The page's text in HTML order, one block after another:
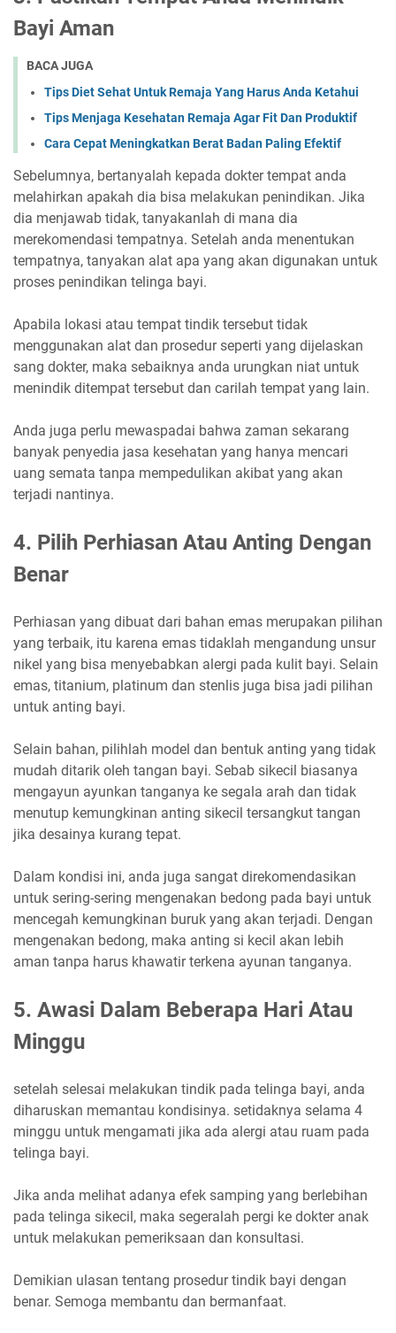
Bayi Aman
BACA JUGA
Tips Diet Sehat Untuk Remaja Yang Harus Anda Ketahui
Tips Menjaga Kesehatan Remaja Agar Fit Dan Produktif
Cara Cepat Meningkatkan Berat Badan Paling Efektif
Sebelumnya, bertanyalah kepada dokter tempat anda
melahirkan apakah dia bisa melakukan penindikan. Jika
dia menjawab tidak, tanyakanlah di mana dia
merekomendasi tempatnya. Setelah anda menentukan
tempatnya, tanyakan alat apa yang akan digunakan untuk
proses penindikan telinga bayi.
Apabila lokasi atau tempat tindik tersebut tidak
menggunakan alat dan prosedur seperti yang dijelaskan
sang dokter, maka sebaiknya anda urungkan niat untuk
menindik ditempat tersebut dan carilah tempat yang lain.
Anda juga perlu mewaspadai bahwa zaman sekarang
banyak penyedia jasa kesehatan yang hanya mencari
uang semata tanpa mempedulikan akibat yang akan
terjadi nantinya.
4. Pilih Perhiasan Atau Anting Dengan
Benar
Perhiasan yang dibuat dari bahan emas merupakan pilihan
yang terbaik, itu karena emas tidaklah mengandung unsur
nikel yang bisa menyebabkan alergi pada kulit bayi. Selain
emas, titanium, platinum dan stenlis juga bisa jadi pilihan
untuk anting bayi.
Selain bahan, pilihlah model dan bentuk anting yang tidak
mudah ditarik oleh tangan bayi. Sebab sikecil biasanya
mengayun ayunkan tanganya ke segala arah dan tidak
menutup kemungkinan anting sikecil tersangkut tangan
jika desainya kurang tepat.
Dalam kondisi ini, anda juga sangat direkomendasikan
untuk sering-sering mengenakan bedong pada bayi untuk
mencegah kemungkinan buruk yang akan terjadi. Dengan
mengenakan bedong, maka anting si kecil akan lebih
aman tanpa harus khawatir terkena ayunan tanganya.
5. Awasi Dalam Beberapa Hari Atau
Minggu
setelah selesai melakukan tindik pada telinga bayi, anda
diharuskan memantau kondisinya. setidaknya selama 4
minggu untuk mengamati jika ada alergi atau ruam pada
telinga bayi.
Jika anda melihat adanya efek samping yang berlebihan
pada telinga sikecil, maka segeralah pergi ke dokter anak
untuk melakukan pemeriksaan dan konsultasi.
Demikian ulasan tentang prosedur tindik bayi dengan
benar. Semoga membantu dan bermanfaat.